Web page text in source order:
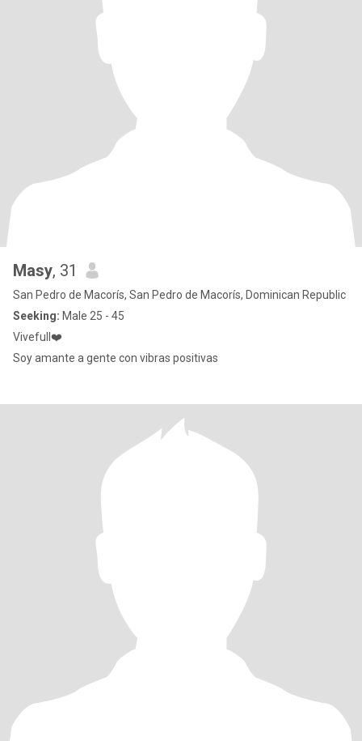
Masy, 31
San Pedro de Macorís, San Pedro de Macorís, Dominican Republic
Seeking: Male 25 - 45
Vivefull❤️
Soy amante a gente con vibras positivas